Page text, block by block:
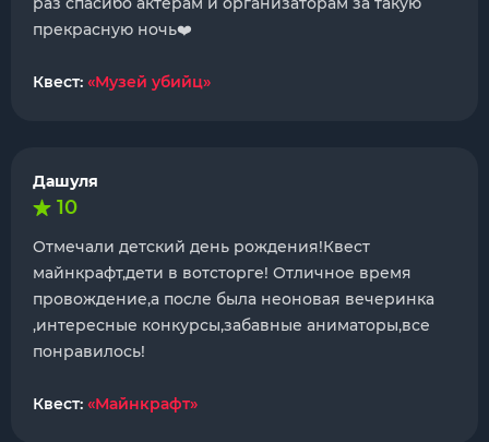
прекрасную ночь❤️
Квест: «Музей убийц»
Дашуля
10
Отмечали детский день рождения!Квест
майнкрафт,дети в вотсторге! Отличное время
провождение,а после была неоновая вечеринка
,интересные конкурсы,забавные аниматоры,все
понравилось!
Квест: «Майнкрафт»